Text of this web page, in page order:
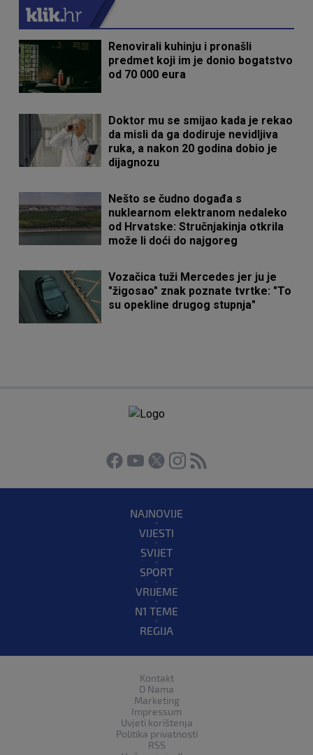
Renovirali kuhinju i pronašli
predmet koji im je donio bogatstvo
od 70 000 eura
Doktor mu se smijao kada je rekao
da misli da ga dodiruje nevidljiva
ruka, a nakon 20 godina dobio je
dijagnozu
Nešto se čudno događa s
nuklearnom elektranom nedaleko
od Hrvatske: Stručnjakinja otkrila
može li doći do najgoreg
Vozačica tuži Mercedes jer ju je
"žigosao" znak poznate tvrtke: "To
su opekline drugog stupnja"
NAJNOVIJE
VIJESTI
SVIJET
SPORT
VRIJEME
N1 TEME
REGIJA
Kontakt
O Nama
Marketing
Impressum
Uvjeti korištenja
Politika privatnosti
RSS